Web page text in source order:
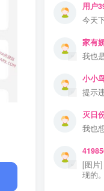
用户
今天
家有
我也
小小
提示
灭日
我也
[图片
现的